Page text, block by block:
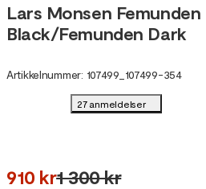
Lars Monsen
Black/Femunden Dark
Artikkelnummer: 107499_ 107499-354
27 anmeldelser
910 kr1 300 kr